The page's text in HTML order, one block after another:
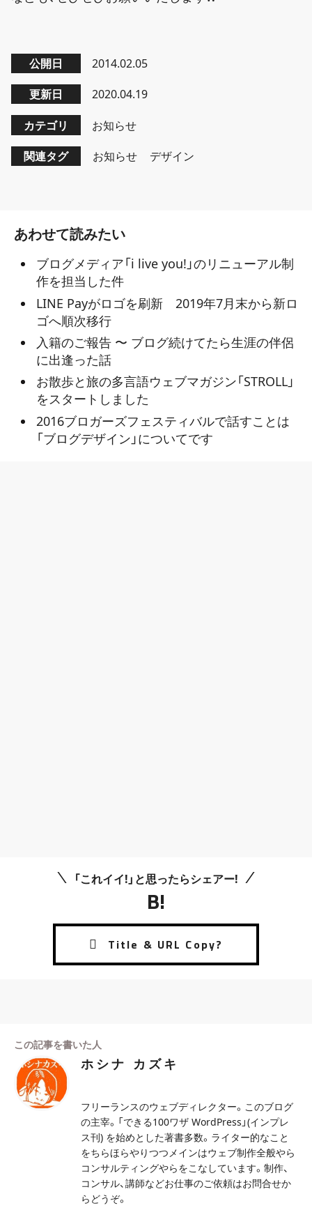
公開日 2014.02.05
更新日 2020.04.19
カテゴリ お知らせ
関連タグ お知らせ デザイン
あわせて読みたい
ブログメディア「i live you!」のリニューアル制
作を担当した件
LINE Payがロゴを刷新 2019年7月末から新ロ
ゴへ順次移行
入籍のご報告 〜 ブログ続けてたら生涯の伴侶
に出逢った話
お散歩と旅の多言語ウェブマガジン「STROLL」
をスタートしました
2016ブロガーズフェスティバルで話すことは
「ブログデザイン」についてです
「これイイ!」と思ったらシェアー!
B!
この記事を書いた人
ホシナ カズキ
フリーランスのウェブディレクター。このブログ
の主宰。「できる100ワザ WordPress」(インプレ
ス刊) を始めとした著書多数。ライター的なこと
をちらほらやりつつメインはウェブ制作全般やら
コンサルティングやらをこなしています。制作、
コンサル、講師などお仕事のご依頼はお問合せか
らどうぞ。